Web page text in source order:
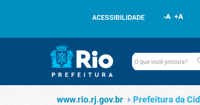
ACESSIBILIDADE
Navegação
www.rio.rj.gov.br
Serviços
www.rio.rj.gov.br Prefeitura da